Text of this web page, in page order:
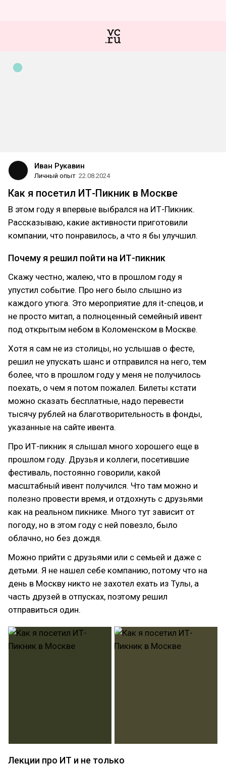
Иван Рукавин
Личный опыт 22.08.2024
Как я посетил ИТ-Пикник в Москве
В этом году я впервые выбрался на ИТ-Пикник.
Рассказываю, какие активности приготовили
компании, что понравилось, а что я бы улучшил.
Почему я решил пойти на ИТ-пикник
Скажу честно, жалею, что в прошлом году я
упустил событие. Про него было слышно из
каждого утюга. Это мероприятие для it-спецов, и
не просто митап, а полноценный семейный ивент
под открытым небом в Коломенском в Москве.
Хотя я сам не из столицы, но услышав о фесте,
решил не упускать шанс и отправился на него, тем
более, что в прошлом году у меня не получилось
поехать, о чем я потом пожалел. Билеты кстати
можно сказать бесплатные, надо перевести
тысячу рублей на благотворительность в фонды,
указанные на сайте ивента.
Про ИТ-пикник я слышал много хорошего еще в
прошлом году. Друзья и коллеги, посетившие
фестиваль, постоянно говорили, какой
масштабный ивент получился. Что там можно и
полезно провести время, и отдохнуть с друзьями
как на реальном пикнике. Много тут зависит от
погоду, но в этом году с ней повезло, было
облачно, но без дождя.
Можно прийти с друзьями или с семьей и даже с
детьми. Я не нашел себе компанию, потому что на
день в Москву никто не захотел ехать из Тулы, а
часть друзей в отпусках, поэтому решил
отправиться один.
Лекции про ИТ и не только